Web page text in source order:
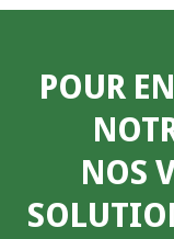
POUR
NOS